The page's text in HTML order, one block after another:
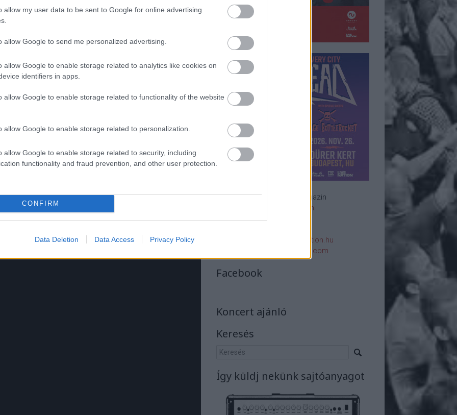
allow my user data to be sent to Google for online advertising
allow Google to send me personalized advertising.
allow Google to enable storage related to analytics like cookies on
identifiers in apps.
allow Google to enable storage related to functionality of the website
allow Google to enable storage related to personalization.
allow Google to enable storage related to security, including
functionality and fraud prevention, and other user protection.
CONFIRM
Data Deletion Data Access Privacy Policy
is), újabb dalt adott ki az
lett szabadon csekkolható.
Rockzenei magazin
Impresszum
rsszerk@rockstation.hu
rsszerk@gmail.com
Facebook
Koncert ajánló
Keresés
Így küldj nekünk sajtóanyagot